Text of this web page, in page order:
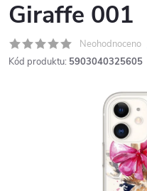
Giraffe 001
Neohodnoceno
Kód produktu: 5903040325605